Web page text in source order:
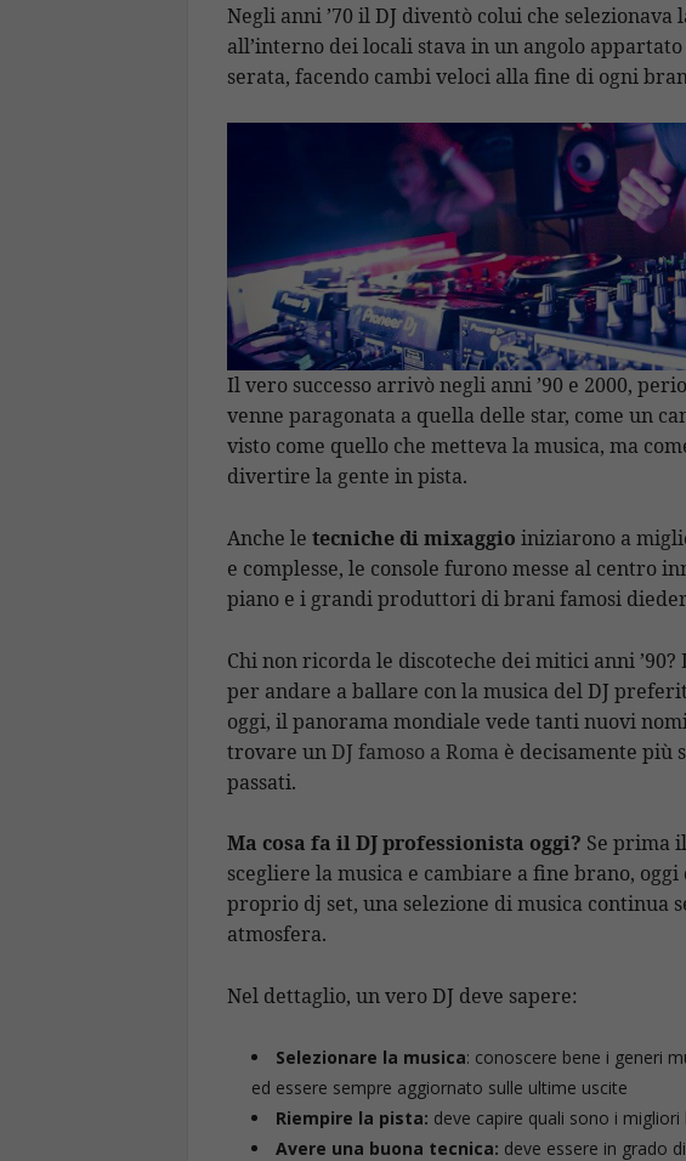
Negli anni ’70 il DJ diventò colui che selezionava
all’interno dei locali stava in un angolo
serata, facendo cambi veloci alla fine di ogni
Il vero successo arrivò negli anni ’90 e 2000,
venne paragonata a quella delle star, come un
visto come quello che metteva la musica, ma
divertire la gente in pista.
Anche le tecniche di mixaggio iniziarono a
e complesse, le console furono messe al centro
piano e i grandi produttori di brani famosi
Chi non ricorda le discoteche dei mitici anni ’90?
per andare a ballare con la musica del DJ
oggi, il panorama mondiale vede tanti nuovi
trovare unDJ famoso a Roma è decisamente più
passati.
Ma cosa fa il DJ professionista oggi? Se prima
scegliere la musica e cambiare a fine brano,
proprio dj set, una selezione di musica continua
atmosfera.
Nel dettaglio, un vero DJ deve sapere:
Selezionare la musica: conoscere bene i generi
ed essere sempre aggiornato sulle ultime uscite
Riempire la pista: deve capire quali sono i
Avere una buona tecnica: deve essere in grado